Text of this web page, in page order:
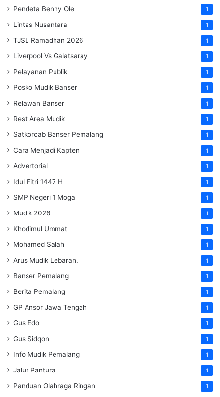
Pendeta Benny Ole 1
Lintas Nusantara 1
TJSL Ramadhan 2026 1
Liverpool Vs Galatsaray 1
Pelayanan Publik 1
Posko Mudik Banser 1
Relawan Banser 1
Rest Area Mudik 1
Satkorcab Banser Pemalang 1
Cara Menjadi Kapten 1
Advertorial 1
Idul Fitri 1447 H 1
SMP Negeri 1 Moga 1
Mudik 2026 1
Khodimul Ummat 1
Mohamed Salah 1
Arus Mudik Lebaran. 1
Banser Pemalang 1
Berita Pemalang 1
GP Ansor Jawa Tengah 1
Gus Edo 1
Gus Sidqon 1
Info Mudik Pemalang 1
Jalur Pantura 1
Panduan Olahraga Ringan 1